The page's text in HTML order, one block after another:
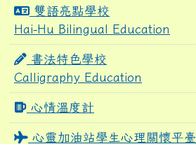
雙語亮點學校
Hai-Hu Bilingual Education
書法特色學校
Calligraphy Education
心情溫度計
心靈加油站學生心理關懷平臺